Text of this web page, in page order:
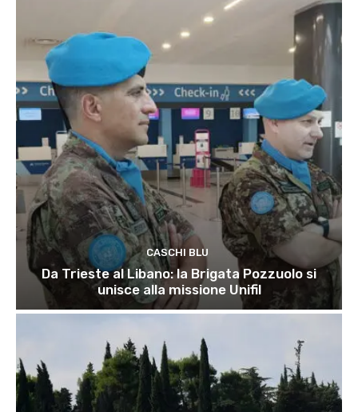
CASCHI BLU
Da Trieste al Libano: la Brigata Pozzuolo si
unisce alla missione Unifil